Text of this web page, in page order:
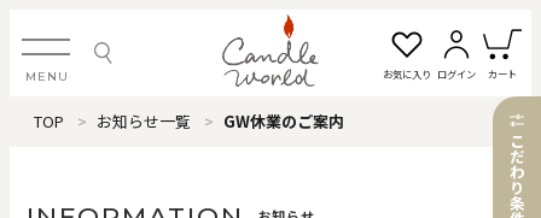
MENU お気に入り ログイン カート
ログイン・新規会員登録
TOP お知らせ一覧 GW休業のご案内
こ
だ
わ
り
条